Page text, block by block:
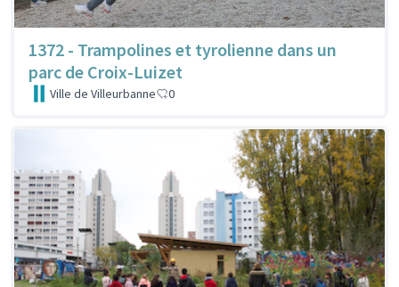
1372 - Trampolines et tyrolienne dans un
parc de Croix-Luizet
Ville de Villeurbanne 0